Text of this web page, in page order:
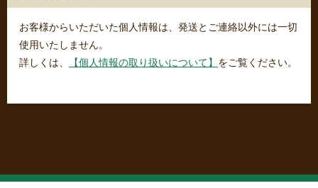
お客様からいただいた個人情報は、発送とご連絡以外には一切
使用いたしません。
詳しくは、
【個人情報の取り扱いについて】 をご覧ください。